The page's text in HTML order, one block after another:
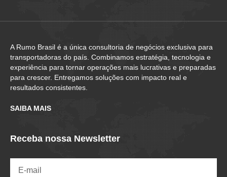
A Rumo Brasil é a única consultoria de negócios exclusiva para
transportadoras do país. Combinamos estratégia, tecnologia e
experiência para tornar operações mais lucrativas e preparadas
para crescer. Entregamos soluções com impacto real e
resultados consistentes.
SAIBA MAIS
Receba nossa Newsletter